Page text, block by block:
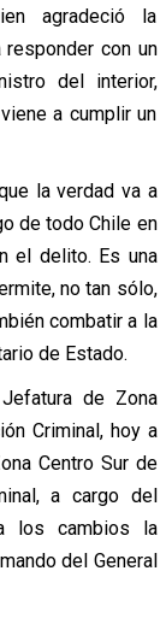
agradeció la
con un
del interior,
a cumplir un
la verdad va a
de todo Chile en
el delito. Es una
no tan sólo,
combatir a la
de Estado.
de Zona
Criminal, hoy a
Centro Sur de
a cargo del
los cambios la
del General